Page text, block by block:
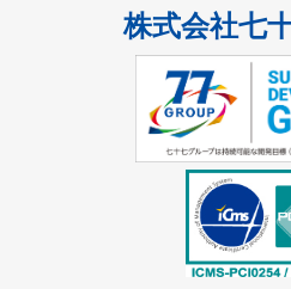
株式会社七